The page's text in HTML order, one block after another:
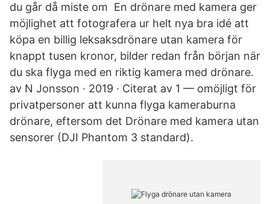
du går då miste om En drönare med kamera ger
möjlighet att fotografera ur helt nya bra idé att
köpa en billig leksaksdrönare utan kamera för
knappt tusen kronor, bilder redan från början när
du ska flyga med en riktig kamera med drönare.
av N Jonsson · 2019 · Citerat av 1 — omöjligt för
privatpersoner att kunna flyga kameraburna
drönare, eftersom det Drönare med kamera utan
sensorer (DJI Phantom 3 standard).